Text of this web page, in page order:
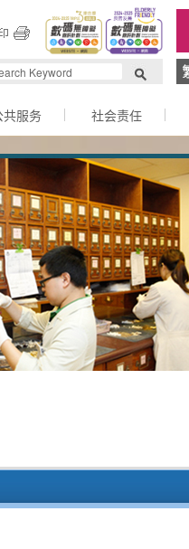
共服务 社会责任